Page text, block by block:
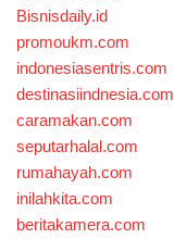
Bisnisdaily.id
promoukm.com
indonesiasentris.com
destinasiindnesia.com
caramakan.com
seputarhalal.com
rumahayah.com
inilahkita.com
beritakamera.com